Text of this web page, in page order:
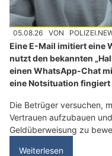
05.08.26 VON
Eine E-Mail imitiert eine
nutzt den bekannten
einen WhatsApp-Chat
eine Notsituation fingiert
Die Betrüger versuchen,
Vertrauen aufzubauen
Geldüberweisung zu
Weiterlesen